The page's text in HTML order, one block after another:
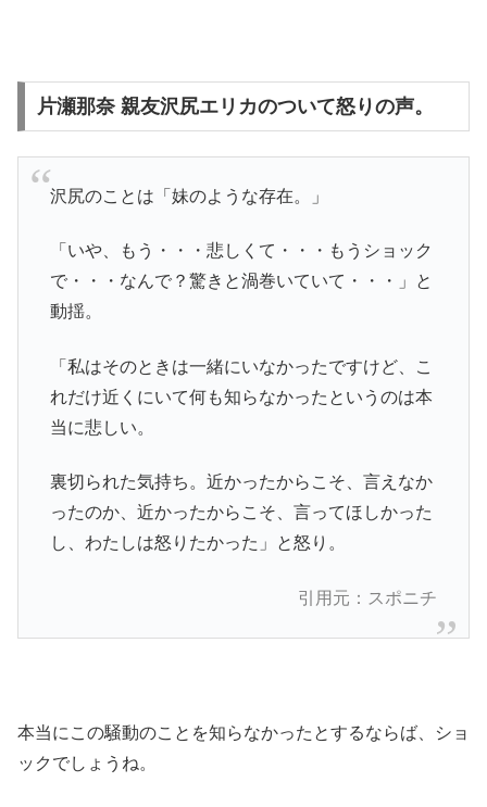
片瀬那奈 親友沢尻エリカのついて怒りの声。
沢尻のことは「妹のような存在。」
「いや、もう・・・悲しくて・・・もうショック
で・・・なんで？驚きと渦巻いていて・・・」と
動揺。
「私はそのときは一緒にいなかったですけど、こ
れだけ近くにいて何も知らなかったというのは本
当に悲しい。
裏切られた気持ち。近かったからこそ、言えなか
ったのか、近かったからこそ、言ってほしかった
し、わたしは怒りたかった」と怒り。
引用元：スポニチ
本当にこの騒動のことを知らなかったとするならば、ショ
ックでしょうね。